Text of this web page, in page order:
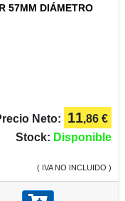
57MM DIÁMETRO
Neto: 11,86 €
Stock: Disponible
( IVA NO INCLUIDO )